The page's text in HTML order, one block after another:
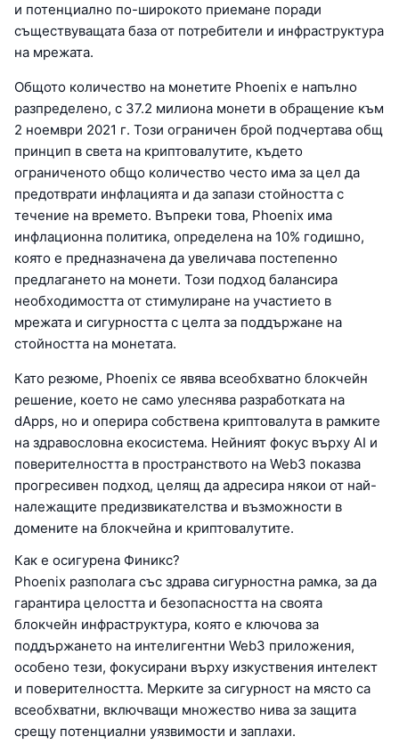
и потенциално по-широкото приемане поради
съществуващата база от потребители и инфраструктура
на мрежата.
Общото количество на монетите Phoenix е напълно
разпределено, с 37.2 милиона монети в обращение към
2 ноември 2021 г. Този ограничен брой подчертава общ
принцип в света на криптовалутите, където
ограниченото общо количество често има за цел да
предотврати инфлацията и да запази стойността с
течение на времето. Въпреки това, Phoenix има
инфлационна политика, определена на 10% годишно,
която е предназначена да увеличава постепенно
предлагането на монети. Този подход балансира
необходимостта от стимулиране на участието в
мрежата и сигурността с целта за поддържане на
стойността на монетата.
Като резюме, Phoenix се явява всеобхватно блокчейн
решение, което не само улеснява разработката на
dApps, но и оперира собствена криптовалута в рамките
на здравословна екосистема. Нейният фокус върху AI и
поверителността в пространството на Web3 показва
прогресивен подход, целящ да адресира някои от най-
належащите предизвикателства и възможности в
домените на блокчейна и криптовалутите.
Как е осигурена Финикс?
Phoenix разполага със здрава сигурностна рамка, за да
гарантира целостта и безопасността на своята
блокчейн инфраструктура, която е ключова за
поддържането на интелигентни Web3 приложения,
особено тези, фокусирани върху изкуствения интелект
и поверителността. Мерките за сигурност на място са
всеобхватни, включващи множество нива за защита
срещу потенциални уязвимости и заплахи.